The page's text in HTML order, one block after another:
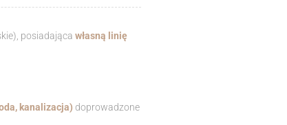
posiadająca własną linię
kanalizacja) doprowadzone